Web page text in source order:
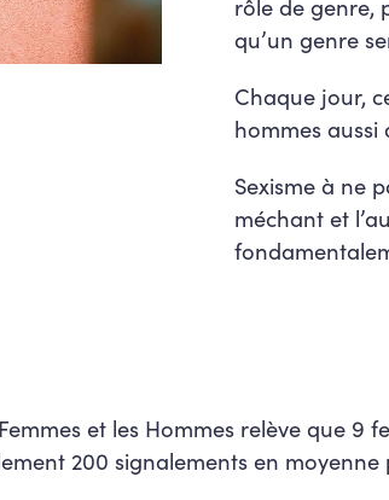
rôle de genre,
qu’un genre
Chaque jour,
hommes aussi
Sexisme à ne
méchant et
et les Hommes relève que 9
200 signalements en moyenne